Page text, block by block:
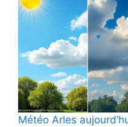
Météo Arles